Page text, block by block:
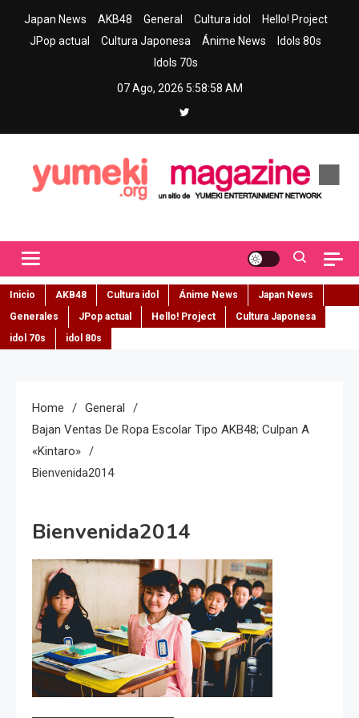
Japan News AKB48 General Cultura idol
Hello! Project
JPop actual
Cultura Japonesa Ánime News
Idols 80s
Idols 70s
07 Ago, 2026 5:58:59 AM
Inicio AKB48 Cultura idol Ánime News
Japan News
Generales
JPop actual Hello! Project
Cultura Japonesa
idol 70s
idol 80s
Home
General
Bajan Ventas De Ropa Escolar Tipo AKB48; Culpan A
«Kintaro»
Bienvenida2014
Bienvenida2014